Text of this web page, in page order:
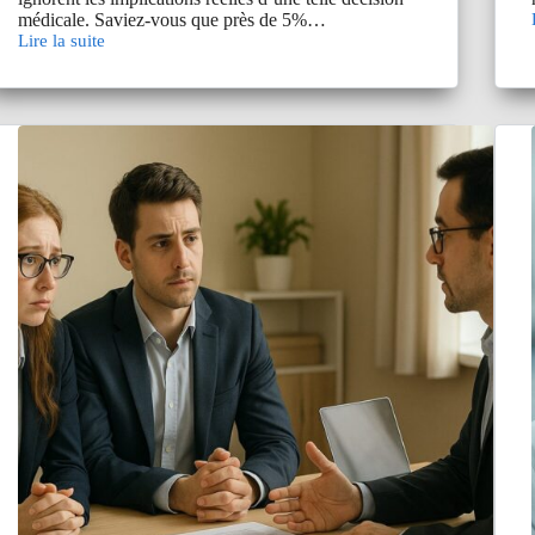
médicale. Saviez-vous que près de 5%…
Lire la suite
Être
inapte
à
la
SNCF
quelles
conséquences
?